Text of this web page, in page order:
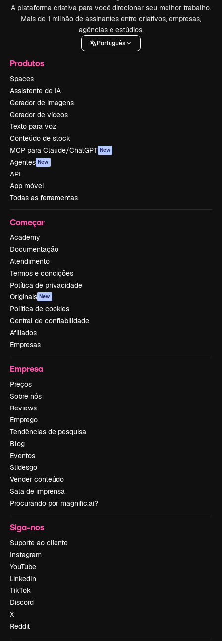
A plataforma criativa para você direcionar seu melhor trabalho.
Mais de 1 milhão de assinantes entre criativos, empresas,
agências e estúdios.
Português
Produtos
Spaces
Assistente de IA
Gerador de imagens
Gerador de vídeos
Texto para voz
Conteúdo de stock
MCP para Claude/ChatGPT New
Agentes New
API
App móvel
Todas as ferramentas
Começar
Academy
Documentação
Atendimento
Termos e condições
Política de privacidade
Originais New
Política de cookies
Central de confiabilidade
Afiliados
Empresas
Empresa
Preços
Sobre nós
Reviews
Emprego
Tendências de pesquisa
Blog
Eventos
Slidesgo
Vender conteúdo
Sala de imprensa
Procurando por magnific.ai?
Siga-nos
Suporte ao cliente
Instagram
YouTube
LinkedIn
TikTok
Discord
X
Reddit